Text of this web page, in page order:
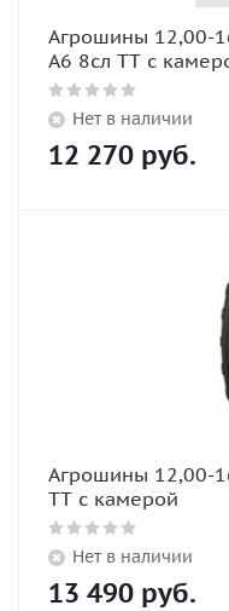
Агрошины 12,00-
A6 8сл TT с
Нет в наличии
12 270 руб.
Агрошины 12,00-
TT с камерой
Нет в наличии
13 490 руб.